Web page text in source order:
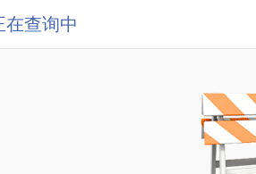
在查询中